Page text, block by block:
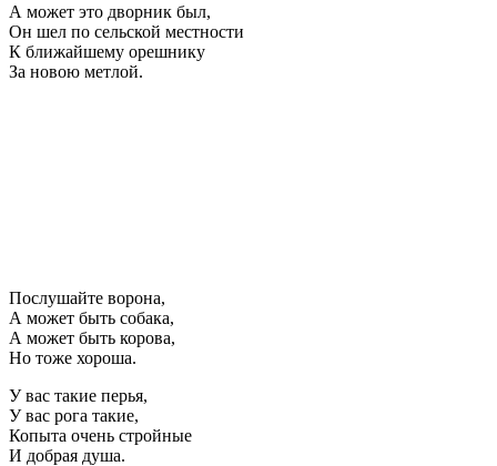
А может это дворник был,
Он шел по сельской местности
К ближайшему орешнику
За новою метлой.
Послушайте ворона,
А может быть собака,
А может быть корова,
Но тоже хороша.
У вас такие перья,
У вас рога такие,
Копыта очень стройные
И добрая душа.